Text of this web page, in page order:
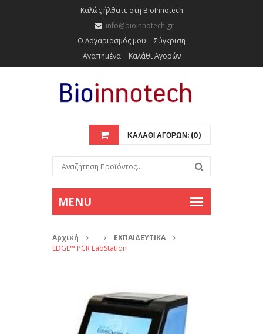
Καλώς ήλθατε στη BioInnotech
info@bioinnotech.gr
Ο Λογαριασμός μου
Σύγκριση
Αγαπημένα
Καλάθι Αγορών
ΚΑΛΑΘΙ ΑΓΟΡΩΝ: (0)
Αρχική
ΕΚΠΑΙΔΕΥΤΙΚΑ
EDGE™ PCR LabStation